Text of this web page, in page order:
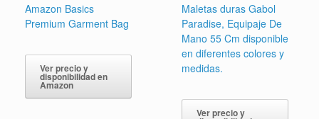
Amazon Basics
Premium Garment Bag
Ver precio y
disponibilidad en
Amazon
Maletas duras Gabol
Paradise, Equipaje De
Mano 55 Cm disponible
en diferentes colores y
medidas.
Ver precio y